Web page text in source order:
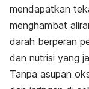
mendapatkan
menghambat
darah berperan
dan nutrisi yang
Tanpa asupan